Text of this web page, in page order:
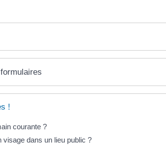
!
courante ?
visage dans un lieu public ?